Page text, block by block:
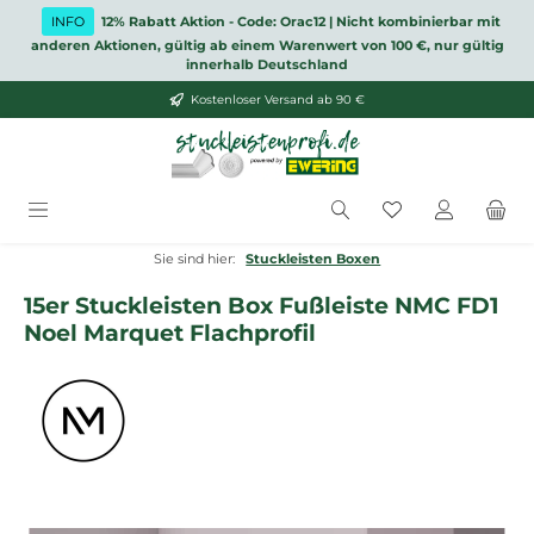
Zum Hauptinhalt springen
INFO
12% Rabatt Aktion - Code: Orac12 | Nicht kombinierbar mit
anderen Aktionen, gültig ab einem Warenwert von 100 €, nur gültig
innerhalb Deutschland
Kostenloser Versand ab 90 €
Du hast 0
Sie sind hier: Stuckleisten Boxen
15er Stuckleisten Box Fußleiste NMC FD1
Noel Marquet Flachprofil